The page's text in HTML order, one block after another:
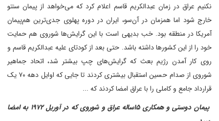
نکنیم عراق در زمان عبدالکریم قاسم اعلام کرد که می‌خواهد از پیمان سنتو
خارج شود‌ اما همزمان در آن‌سو، ایران در دوره پهلوی جدی‌ترین هم‌پیمان
آمریکا در منطقه بود. خب بدیهی است با این گرایش‌ها شوروی هم حمایت
خود را از این کشورها داشته باشد. حتی بعد از کودتای علیه عبدالکریم قاسم و
روی کار آمدن رژیم بعث که گرایش‌های چپ بیشتر شد، اتحاد جماهیر
شوروی از صدام حسین استقبال بیشتری کردند تا جایی که اوایل دهه ۷۰ یک
قرارداد جامع و کاملی را با عراق امضا کردند که ...
‌ پیمان دوستی و همکاری ۱۵ساله عراق و شوروی که در آوریل ۱۹۷۲ به امضا